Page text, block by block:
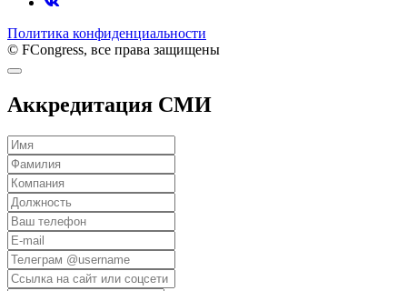
Политика конфиденциальности
© FCongress, все права защищены
Аккредитация СМИ